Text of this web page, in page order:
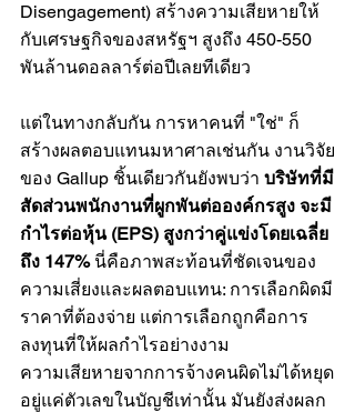
Disengagement) สร้างความเสียหายให้
กับเศรษฐกิจของสหรัฐฯ สูงถึง 450-550
พันล้านดอลลาร์ต่อปีเลยทีเดียว
แต่ในทางกลับกัน การหาคนที่ "ใช่" ก็
สร้างผลตอบแทนมหาศาลเช่นกัน งานวิจัย
ของ Gallup ชิ้นเดียวกันยังพบว่า บริษัทที่มี
สัดส่วนพนักงานที่ผูกพันต่อองค์กรสูง จะมี
กำไรต่อหุ้น (EPS) สูงกว่าคู่แข่งโดยเฉลี่ย
ถึง 147% นี่คือภาพสะท้อนที่ชัดเจนของ
ความเสี่ยงและผลตอบแทน: การเลือกผิดมี
ราคาที่ต้องจ่าย แต่การเลือกถูกคือการ
ลงทุนที่ให้ผลกำไรอย่างงาม
ความเสียหายจากการจ้างคนผิดไม่ได้หยุด
อยู่แค่ตัวเลขในบัญชีเท่านั้น มันยังส่งผลก